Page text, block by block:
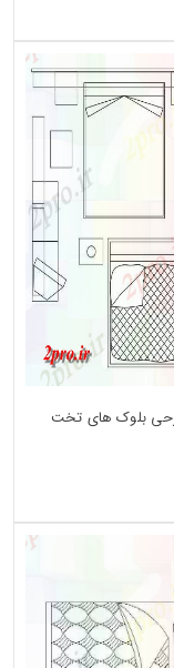
بلوک های تخت